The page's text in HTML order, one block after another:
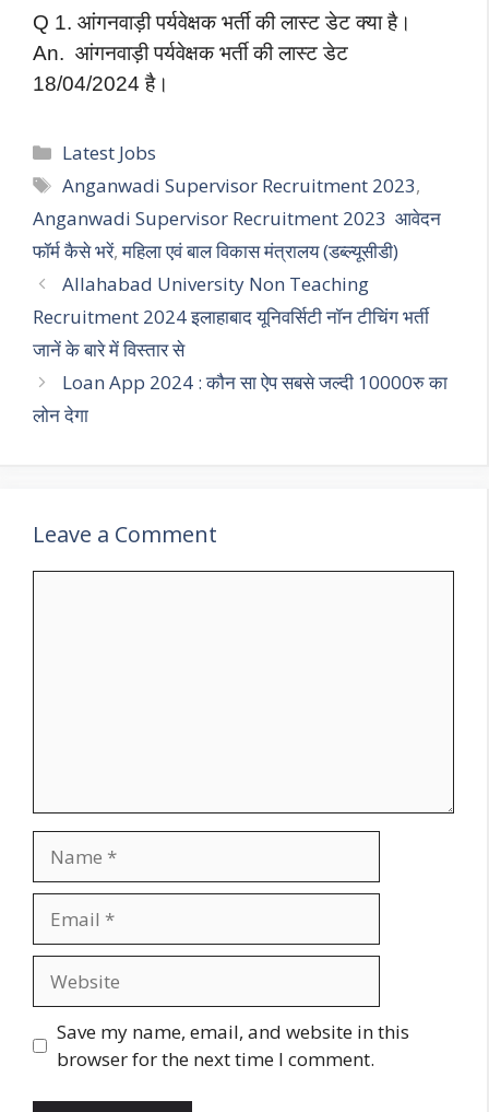
Q 1. आंगनवाड़ी पर्यवेक्षक भर्ती की लास्ट डेट क्या है।
An. आंगनवाड़ी पर्यवेक्षक भर्ती की लास्ट डेट
18/04/2024 है।
Categories
Latest Jobs
Tags
Anganwadi Supervisor Recruitment 2023,
Anganwadi Supervisor Recruitment 2023 आवेदन
फॉर्म कैसे भरें,महिला एवं बाल विकास मंत्रालय (डब्ल्यूसीडी)
Allahabad University Non Teaching
Recruitment 2024 इलाहाबाद यूनिवर्सिटी नॉन टीचिंग भर्ती
जानें के बारे में विस्तार से
Loan App 2024 : कौन सा ऐप सबसे जल्दी 10000रु का
लोन देगा
Leave a Comment
Save my name, email, and website in this
browser for the next time I comment.